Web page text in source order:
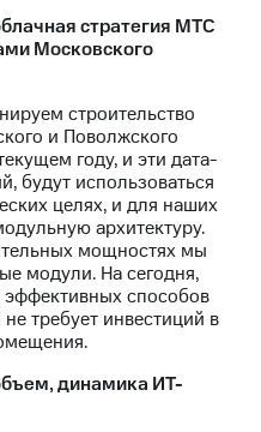
стратегия МТС
Московского
строительство
и Поволжского
году, и эти дата-
будут использоваться
целях, и для наших
архитектуру.
мощностях мы
модули. На сегодня,
способов
требует инвестиций в
динамика ИТ-